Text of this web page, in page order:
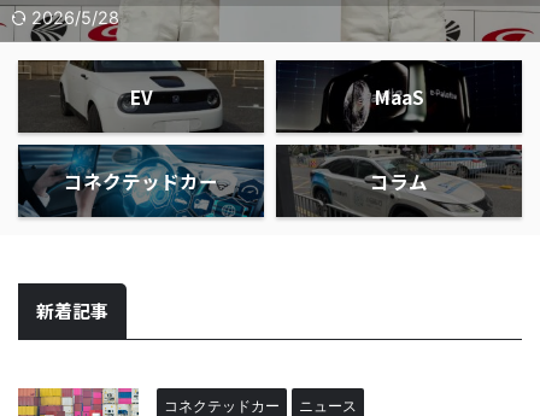
2026/6/25
2026/5/28
2026/5/30
2026/5/28
2026/5/30
2026/5/28
2026/5/28
2026/5/30
2026/5/30
2026/4/2
EV MaaS
コネクテッドカー コラム
新着記事
コネクテッドカー ニュース